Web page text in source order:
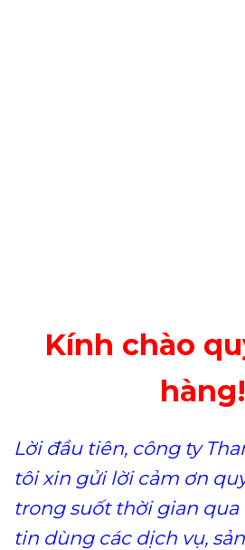
Kính chào
hàng!
Lời đầu tiên, công ty
tôi xin gửi lời cảm ơn
trong suốt thời gian qua
tin dùng các dịch vụ,